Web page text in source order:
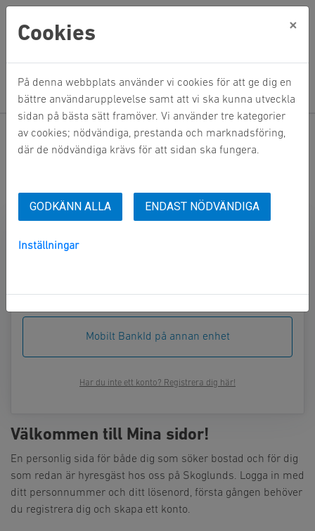
Hem Mina sidor
Mobilt BankID Lösenord
Mobilt BankId på annan enhet
Har du inte ett konto? Registrera dig här!
Välkommen till Mina sidor!
En personlig sida för både dig som söker bostad och för dig
som redan är hyresgäst hos oss på Skoglunds. Logga in med
ditt personnummer och ditt lösenord, första gången behöver
du registrera dig och skapa ett konto.
Cookies ×
På denna webbplats använder vi cookies för att ge dig en
bättre användarupplevelse samt att vi ska kunna utveckla
sidan på bästa sätt framöver. Vi använder tre kategorier
av cookies; nödvändiga, prestanda och marknadsföring,
där de nödvändiga krävs för att sidan ska fungera.
GODKÄNN ALLA ENDAST NÖDVÄNDIGA
Inställningar